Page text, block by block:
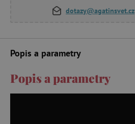
dotazy@agatinsvet.cz
Popis a parametry
Popis a parametry